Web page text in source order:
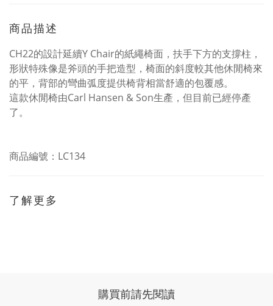
商品描述
CH22的設計延續Y Chair的紙繩椅面，扶手下方的支撐柱，
形狀特殊像是斧頭的手把造型，椅面的斜度較其他休閒椅來
的平，背部的彎曲弧度提供椅背相當舒適的包覆感。
這款休閒椅由Carl Hansen & Son生產，但目前已經停產
了。
商品編號：LC134
了解更多
購買前請先閱讀